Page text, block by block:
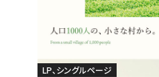
LP、シングルページ